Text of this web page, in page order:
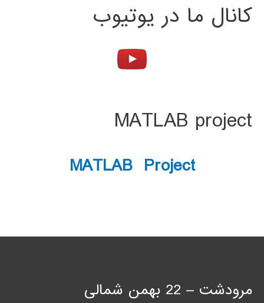
کانال ما در یوتیوب
MATLAB project
MATLAB Project
مرودشت – 22 بهمن شمالی